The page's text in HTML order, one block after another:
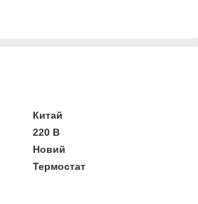
Китай
220 В
Новий
Термостат